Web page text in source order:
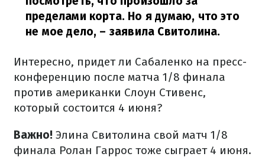
пределами корта. Но я думаю, что это
не мое дело, – заявила Свитолина.
Интересно, придет ли Сабаленко на пресс-
конференцию после матча 1/8 финала
против американки Слоун Стивенс,
который состоится 4 июня?
Важно! Элина Свитолина свой матч 1/8
финала Ролан Гаррос тоже сыграет 4 июня.